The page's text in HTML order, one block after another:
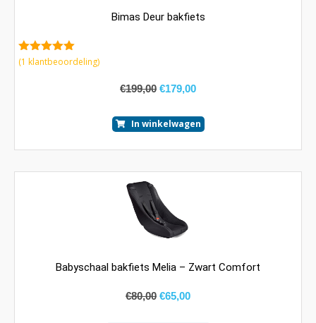
Bimas Deur bakfiets
5.00van 5
(1 klantbeoordeling)
€199,00 €179,00
In winkelwagen
Babyschaal bakfiets Melia – Zwart Comfort
€80,00 €65,00